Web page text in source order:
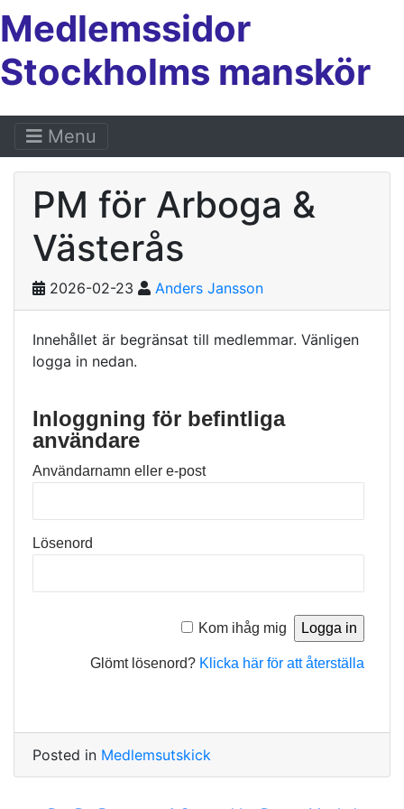
Medlemssidor
Stockholms manskör
Menu
PM för Arboga &
Västerås
2026-02-23 Anders Jansson
Innehållet är begränsat till medlemmar. Vänligen
logga in nedan.
Inloggning för befintliga
användare
Användarnamn eller e-post
Lösenord
Kom ihåg mig
Glömt lösenord? Klicka här för att återställa
Posted in Medlemsutskick